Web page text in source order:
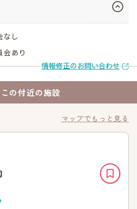
なし
会あり
情報修正のお問い合わせ
この付近の施設
マップでもっと見る